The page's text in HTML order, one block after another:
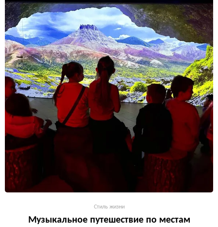
Стиль жизни
Музыкальное путешествие по местам